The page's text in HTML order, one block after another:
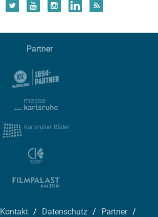
Partner
Kontakt Datenschutz
Partner